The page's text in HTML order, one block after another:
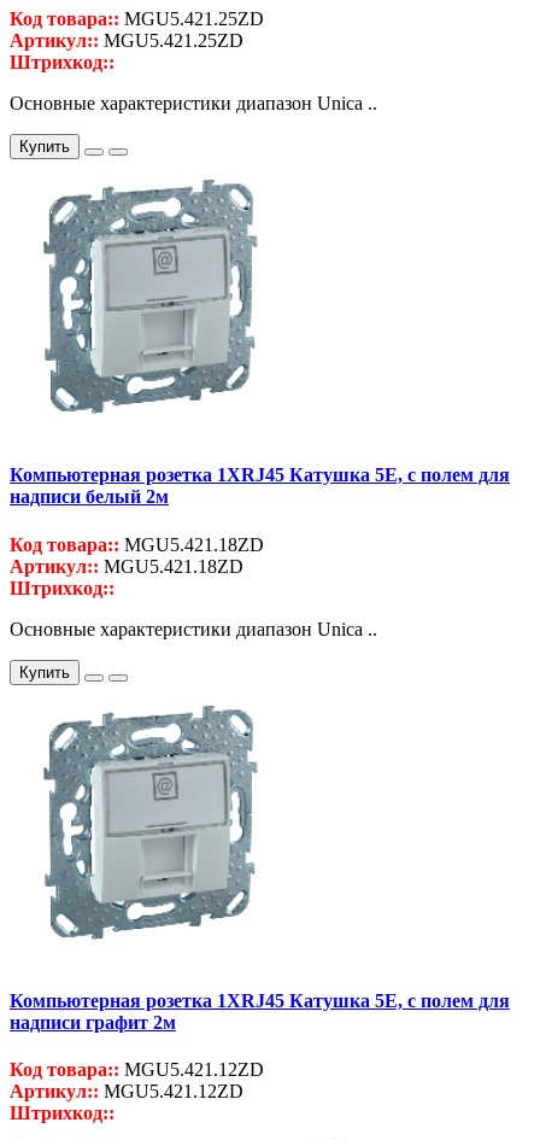
Код товара:: MGU5.421.25ZD
Артикул:: MGU5.421.25ZD
Штрихкод::
Основные характеристики диапазон Unica ..
Купить
Компьютерная розетка 1ХRJ45 Катушка 5Е, с полем для
надписи белый 2м
Код товара:: MGU5.421.18ZD
Артикул:: MGU5.421.18ZD
Штрихкод::
Основные характеристики диапазон Unica ..
Купить
Компьютерная розетка 1ХRJ45 Катушка 5Е, с полем для
надписи графит 2м
Код товара:: MGU5.421.12ZD
Артикул:: MGU5.421.12ZD
Штрихкод::